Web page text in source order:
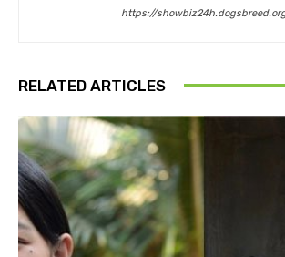
https://
RELATED ARTICLES